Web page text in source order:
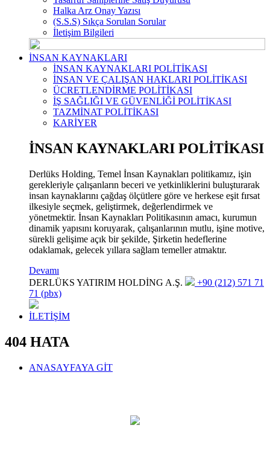
Halka Arz Onay Yazısı
(S.S.S) Sıkça Sorulan Sorular
İletişim Bilgileri
İNSAN KAYNAKLARI
İNSAN KAYNAKLARI POLİTİKASI
İNSAN VE ÇALIŞAN HAKLARI POLİTİKASI
ÜCRETLENDİRME POLİTİKASI
İŞ SAĞLIĞI VE GÜVENLİĞİ POLİTİKASI
TAZMİNAT POLİTİKASI
KARİYER
İNSAN KAYNAKLARI POLİTİKASI
Derlüks Holding, Temel İnsan Kaynakları politikamız, işin
gerekleriyle çalışanların beceri ve yetkinliklerini buluşturarak
insan kaynaklarını çağdaş ölçütlere göre ve herkese eşit fırsat
ilkesiyle seçmek, geliştirmek, değerlendirmek ve
yönetmektir. İnsan Kaynakları Politikasının amacı, kurumun
dinamik yapısını koruyarak, çalışanlarının mutlu, işine motive,
sürekli gelişime açık bir şekilde, Şirketin hedeflerine
odaklamak, gelecek yıllara sağlam temeller atmaktır.
Devamı
DERLÜKS YATIRIM HOLDİNG A.Ş.
+90 (212) 571 71
71 (pbx)
İLETİŞİM
404 HATA
ANASAYFAYA GİT